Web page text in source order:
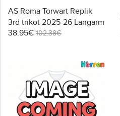
AS Roma Torwart Replik
3rd trikot 2025-26 Langarm
38.95€ 102.38€